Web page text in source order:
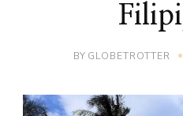
BY GLOBETROTTER